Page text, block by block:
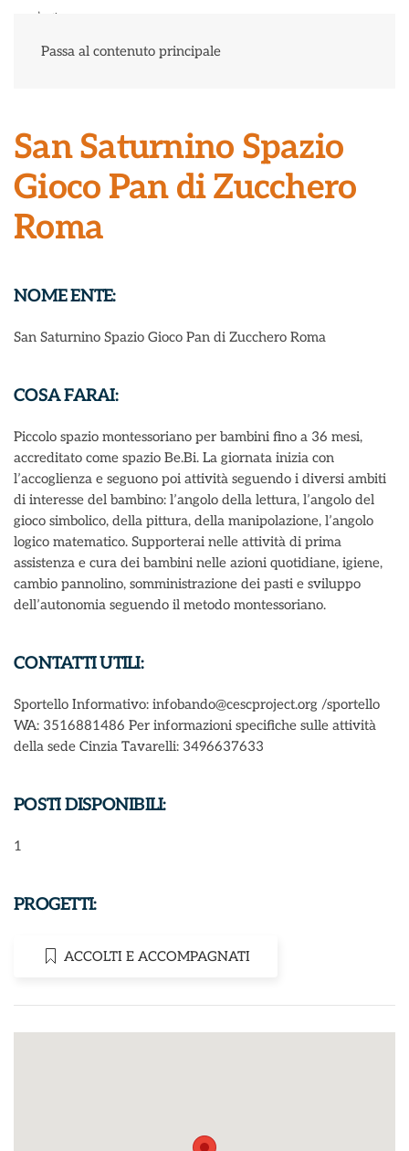
Passa al contenuto principale
San Saturnino Spazio
Gioco Pan di Zucchero
Roma
NOME ENTE:
San Saturnino Spazio Gioco Pan di Zucchero Roma
COSA FARAI:
Piccolo spazio montessoriano per bambini fino a 36 mesi,
accreditato come spazio Be.Bi. La giornata inizia con
l’accoglienza e seguono poi attività seguendo i diversi ambiti
di interesse del bambino: l’angolo della lettura, l’angolo del
gioco simbolico, della pittura, della manipolazione, l’angolo
logico matematico. Supporterai nelle attività di prima
assistenza e cura dei bambini nelle azioni quotidiane, igiene,
cambio pannolino, somministrazione dei pasti e sviluppo
dell’autonomia seguendo il metodo montessoriano.
CONTATTI UTILI:
Sportello Informativo: infobando@cescproject.org /sportello
WA: 3516881486 Per informazioni specifiche sulle attività
della sede Cinzia Tavarelli: 3496637633
POSTI DISPONIBILI:
1
PROGETTI:
ACCOLTI E ACCOMPAGNATI